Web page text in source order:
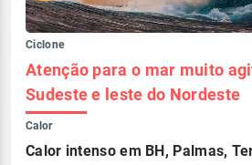
Ciclone
Atenção para o mar muito
Sudeste e leste do Nordeste
Calor
Calor intenso em BH, Palmas,